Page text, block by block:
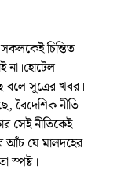
চিন্তিত
না।হোটেল
বলে সূত্রের খবর।
বৈদেশিক নীতি
সেই নীতিকেই
আঁচ যে মালদহের
স্পষ্ট।